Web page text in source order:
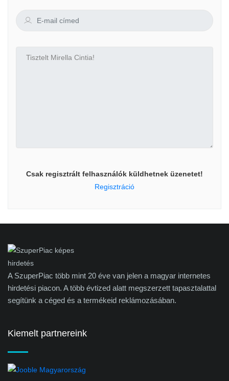
Csak regisztrált felhasználók küldhetnek üzenetet!
Regisztráció
A SzuperPiac több mint 20 éve van jelen a magyar internetes
hirdetési piacon. A több évtized alatt megszerzett tapasztalattal
segítünk a céged és a termékeid reklámozásában.
Kiemelt partnereink